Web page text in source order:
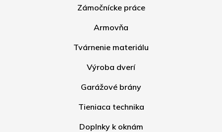
Zámočnícke práce
Armovňa
Tvárnenie materiálu
Výroba dverí
Garážové brány
Tieniaca technika
Doplnky k oknám